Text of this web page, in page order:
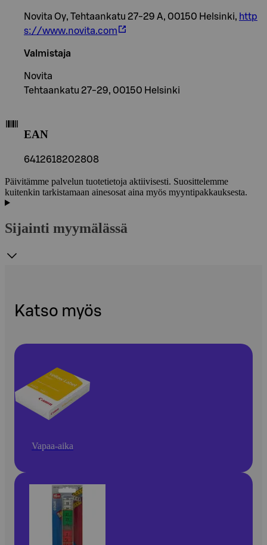
Novita Oy, Tehtaankatu 27-29 A, 00150 Helsinki, http
s://www.novita.com
Valmistaja
Novita
Tehtaankatu 27-29, 00150 Helsinki
EAN
6412618202808
Päivitämme palvelun tuotetietoja aktiivisesti. Suosittelemme
kuitenkin tarkistamaan ainesosat aina myös myyntipakkauksesta.
Sijainti myymälässä
Katso myös
Vapaa-aika